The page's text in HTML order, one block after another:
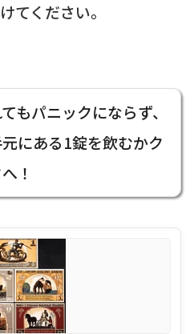
てください。
もパニックにならず、
にある1錠を飲むかク
！